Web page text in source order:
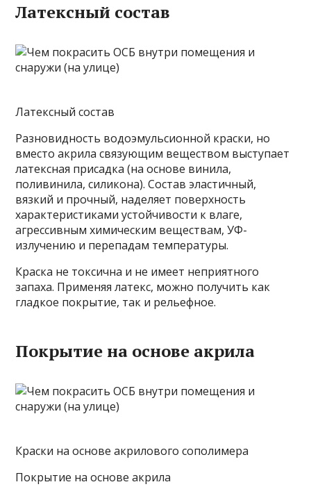
Латексный состав
Латексный состав
Разновидность водоэмульсионной краски, но
вместо акрила связующим веществом выступает
латексная присадка (на основе винила,
поливинила, силикона). Состав эластичный,
вязкий и прочный, наделяет поверхность
характеристиками устойчивости к влаге,
агрессивным химическим веществам, УФ-
излучению и перепадам температуры.
Краска не токсична и не имеет неприятного
запаха. Применяя латекс, можно получить как
гладкое покрытие, так и рельефное.
Покрытие на основе акрила
Краски на основе акрилового сополимера
Покрытие на основе акрила